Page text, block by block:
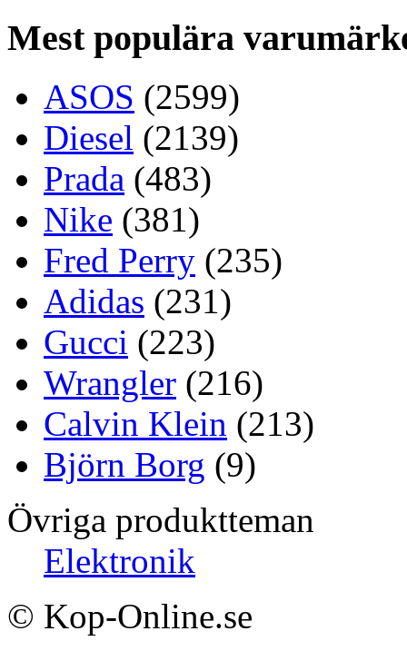
Mest populära
ASOS (2599)
Diesel (2139)
Prada (483)
Nike (381)
Fred Perry (235)
Adidas (231)
Gucci (223)
Wrangler (216)
Calvin Klein (213)
Björn Borg (9)
Övriga produktteman
Elektronik
© Kop-Online.se